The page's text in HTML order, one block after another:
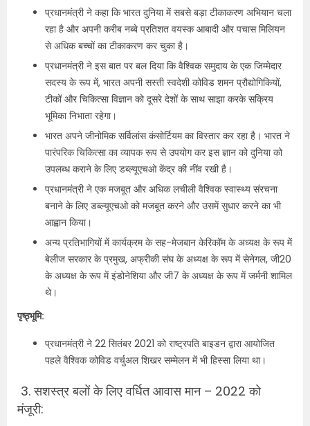
प्रधानमंत्री ने कहा कि भारत दुनिया में सबसे बड़ा टीकाकरण अभियान चला
रहा है और अपनी करीब नब्बे प्रतिशत वयस्क आबादी और पचास मिलियन
से अधिक बच्चों का टीकाकरण कर चुका है।
प्रधानमंत्री ने इस बात पर बल दिया कि वैश्विक समुदाय के एक जिम्मेदार
सदस्य के रूप में, भारत अपनी सस्ती स्वदेशी कोविड शमन प्रौद्योगिकियों,
टीकों और चिकित्सा विज्ञान को दूसरे देशों के साथ साझा करके सक्रिय
भूमिका निभाता रहेगा।
भारत अपने जीनोमिक सर्विलांस कंसोर्टियम का विस्तार कर रहा है। भारत ने
पारंपरिक चिकित्सा का व्यापक रूप से उपयोग कर इस ज्ञान को दुनिया को
उपलब्ध कराने के लिए डब्ल्यूएचओ केंद्र की नींव रखी है।
प्रधानमंत्री ने एक मजबूत और अधिक लचीली वैश्विक स्वास्थ्य संरचना
बनाने के लिए डब्ल्यूएचओ को मजबूत करने और उसमें सुधार करने का भी
आह्वान किया।
अन्य प्रतिभागियों में कार्यक्रम के सह-मेजबान केरिकॉम के अध्यक्ष के रूप में
बेलीज सरकार के प्रमुख, अफ्रीकी संघ के अध्यक्ष के रूप में सेनेगल, जी20
के अध्यक्ष के रूप में इंडोनेशिया और जी7 के अध्यक्ष के रूप में जर्मनी शामिल
थे।
पृष्ठ्भूमि:
प्रधानमंत्री ने 22 सितंबर 2021 को राष्ट्रपति बाइडन द्वारा आयोजित
पहले वैश्विक कोविड वर्चुअल शिखर सम्मेलन में भी हिस्सा लिया था।
3.सशस्त्र बलों के लिए वर्धित आवास मान – 2022 को
मंजूरी: